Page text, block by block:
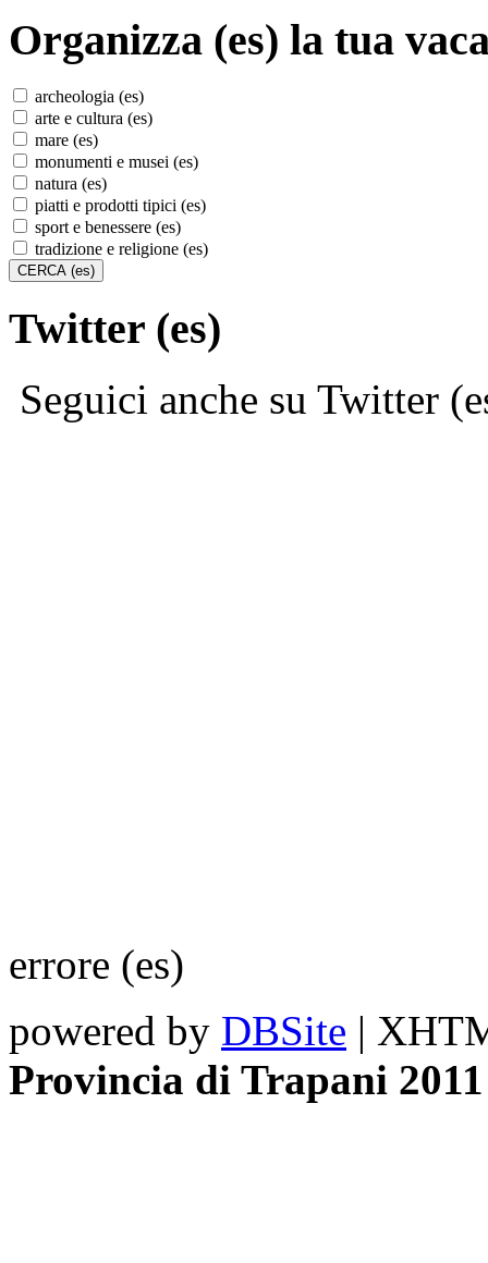
Organizza (es) la tua
archeologia (es)
arte e cultura (es)
mare (es)
monumenti e musei (es)
natura (es)
piatti e prodotti tipici (es)
sport e benessere (es)
tradizione e religione (es)
Twitter (es)
Seguici anche su Twitter
errore (es)
powered by DBSite |
Provincia di Trapani 2011